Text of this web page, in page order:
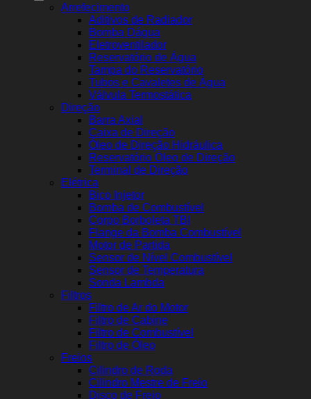
Arrefecimento
Aditivos de Radiador
Bomba Dágua
Eletroventilador
Reservatório de Água
Tampa do Reservatório
Tubos e Cavaletes de Água
Válvula Termostática
Direção
Barra Axial
Caixa de Direção
Óleo de Direção Hidráulica
Reservatório Óleo de Direção
Terminal de Direção
Elétrica
Bico Injetor
Bomba de Combustível
Corpo Borboleta TBI
Flange da Bomba Combustível
Motor de Partida
Sensor de Nível Combustível
Sensor de Temperatura
Sonda Lambda
Filtros
Filtro de Ar do Motor
Filtro de Cabine
Filtro de Combustível
Filtro de Óleo
Freios
Cilindro de Roda
Cilindro Mestre de Freio
Disco de Freio